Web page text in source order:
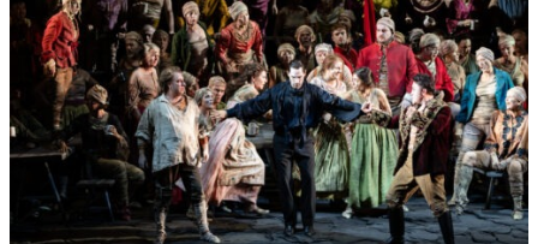
–
K
Ü
N
S
T
L
E
R